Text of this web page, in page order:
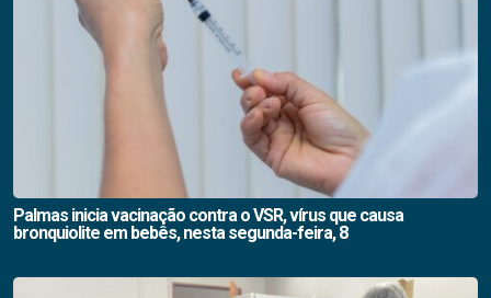
Palmas inicia vacinação contra o VSR, vírus que causa
bronquiolite em bebês, nesta segunda-feira, 8